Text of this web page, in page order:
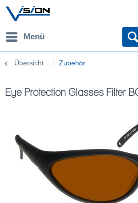
Menü
Übersicht Zubehör
Eye Protection Glasses Filter